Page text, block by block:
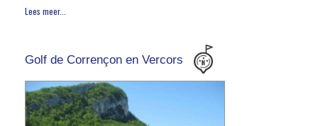
Lees meer...
Golf de Corrençon en Vercors